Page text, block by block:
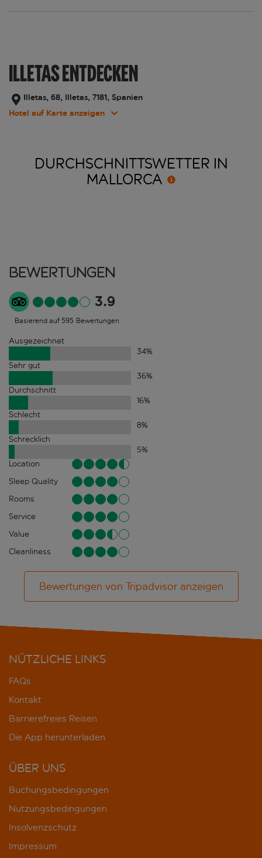
ILLETAS ENTDECKEN
Illetas, 68, Illetas, 7181, Spanien
Hotel auf Karte anzeigen
DURCHSCHNITTSWETTER IN
MALLORCA
Bewertungen
3.9
Basierend auf 595 Bewertungen
Ausgezeichnet
34%
Sehr gut
36%
Durchschnitt
16%
Schlecht
8%
Schrecklich
5%
Location
Sleep Quality
Rooms
Service
Value
Cleanliness
Bewertungen von Tripadvisor anzeigen
NÜTZLICHE LINKS
FAQs
Kontakt
Barrierefreies Reisen
Die App herunterladen
ÜBER UNS
Buchungsbedingungen
Nutzungsbedingungen
Insolvenzschutz
Impressum